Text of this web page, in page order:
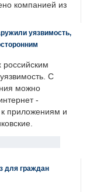
компанией из
уязвимость,
С
можно
-
к приложениям и
для граждан